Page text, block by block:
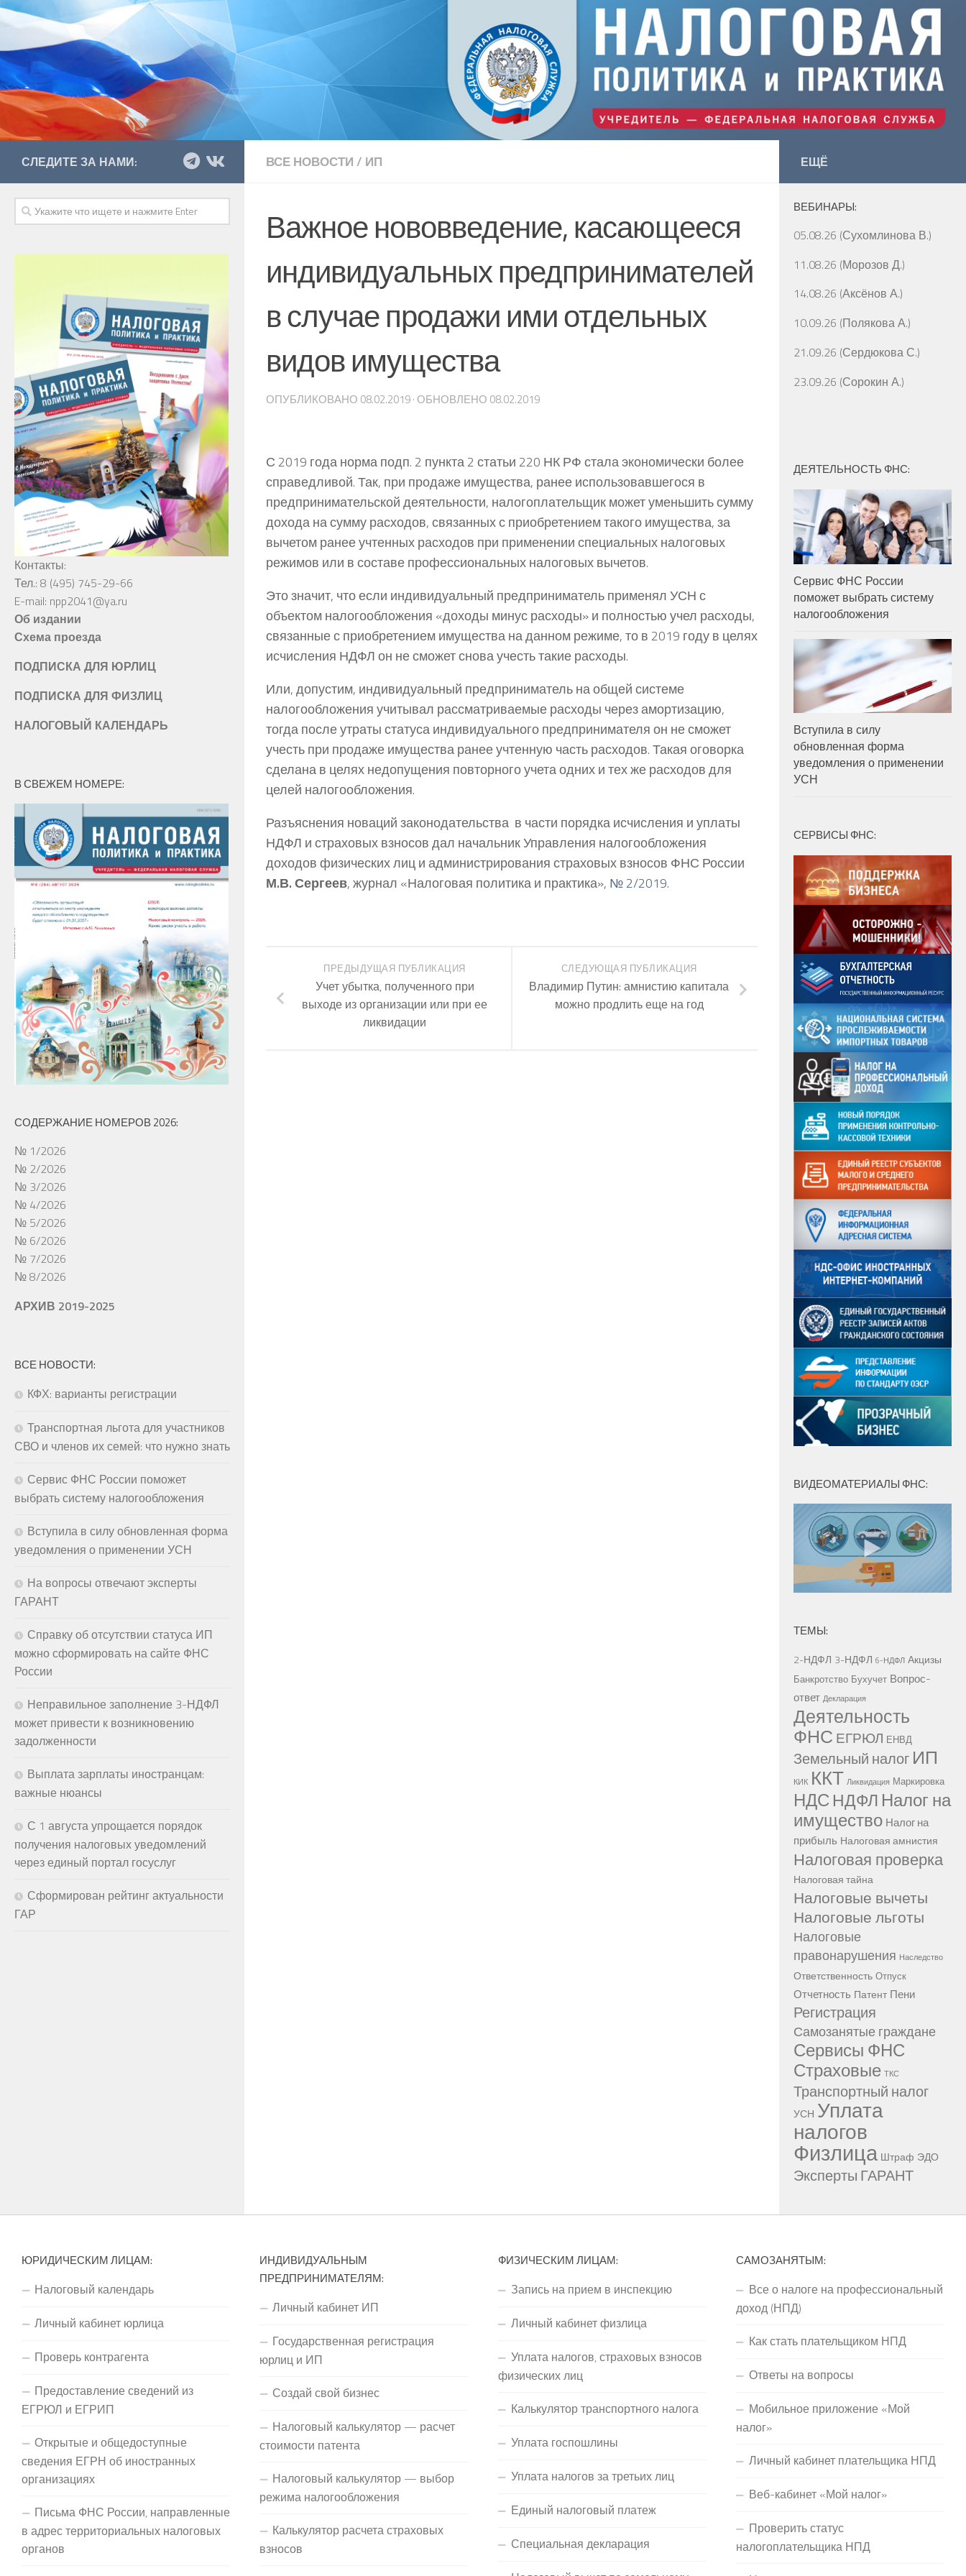
ВСЕ НОВОСТИ/ ИП
Важное нововведение, касающееся
индивидуальных предпринимателей
в случае продажи ими отдельных
видов имущества
ОПУБЛИКОВАНО 08.02.2019· ОБНОВЛЕНО 08.02.2019
С 2019 года норма подп. 2 пункта 2 статьи 220 НК РФ стала экономически более
справедливой. Так, при продаже имущества, ранее использовавшегося в
предпринимательской деятельности, налогоплательщик может уменьшить сумму
дохода на сумму расходов, связанных с приобретением такого имущества, за
вычетом ранее учтенных расходов при применении специальных налоговых
режимов или в составе профессиональных налоговых вычетов.
Это значит, что если индивидуальный предприниматель применял УСН с
объектом налогообложения «доходы минус расходы» и полностью учел расходы,
связанные с приобретением имущества на данном режиме, то в 2019 году в целях
исчисления НДФЛ он не сможет снова учесть такие расходы.
Или, допустим, индивидуальный предприниматель на общей системе
налогообложения учитывал рассматриваемые расходы через амортизацию,
тогда после утраты статуса индивидуального предпринимателя он не сможет
учесть при продаже имущества ранее учтенную часть расходов. Такая оговорка
сделана в целях недопущения повторного учета одних и тех же расходов для
целей налогообложения.
Разъяснения новаций законодательства в части порядка исчисления и уплаты
НДФЛ и страховых взносов дал начальник Управления налогообложения
доходов физических лиц и администрирования страховых взносов ФНС России
М.В. Сергеев, журнал «Налоговая политика и практика», № 2/2019.
СЛЕДУЮЩАЯ ПУБЛИКАЦИЯ
Владимир Путин: амнистию капитала
можно продлить еще на год
ПРЕДЫДУЩАЯ ПУБЛИКАЦИЯ
Учет убытка, полученного при
выходе из организации или при ее
ликвидации
СЛЕДИТЕ ЗА НАМИ:
Контакты:
Тел.: 8 (495) 745-29-66
E-mail: npp2041@ya.ru
Об издании
Схема проезда
ПОДПИСКА ДЛЯ ЮРЛИЦ
ПОДПИСКА ДЛЯ ФИЗЛИЦ
НАЛОГОВЫЙ КАЛЕНДАРЬ
В СВЕЖЕМ НОМЕРЕ:
СОДЕРЖАНИЕ НОМЕРОВ 2026:
№ 1/2026
№ 2/2026
№ 3/2026
№ 4/2026
№ 5/2026
№ 6/2026
№ 7/2026
№ 8/2026
АРХИВ 2019-2025
ВСЕ НОВОСТИ:
КФХ: варианты регистрации
Транспортная льгота для участников
СВО и членов их семей: что нужно знать
Сервис ФНС России поможет
выбрать систему налогообложения
Вступила в силу обновленная форма
уведомления о применении УСН
На вопросы отвечают эксперты
ГАРАНТ
Справку об отсутствии статуса ИП
можно сформировать на сайте ФНС
России
Неправильное заполнение 3-НДФЛ
может привести к возникновению
задолженности
Выплата зарплаты иностранцам:
важные нюансы
С 1 августа упрощается порядок
получения налоговых уведомлений
через единый портал госуслуг
Сформирован рейтинг актуальности
ГАР
ЕЩЁ
ВЕБИНАРЫ:
05.08.26 (Сухомлинова В.)
11.08.26 (Морозов Д.)
14.08.26 (Аксёнов А.)
10.09.26 (Полякова А.)
21.09.26 (Сердюкова С.)
23.09.26 (Сорокин А.)
ДЕЯТЕЛЬНОСТЬ ФНС:
Сервис ФНС России
поможет выбрать систему
налогообложения
Вступила в силу
обновленная форма
уведомления о применении
УСН
СЕРВИСЫ ФНС:
ВИДЕОМАТЕРИАЛЫ ФНС:
ТЕМЫ:
2-НДФЛ 3-НДФЛ 6-НДФЛ Акцизы
Банкротство Бухучет Вопрос-
ответ Декларация
Деятельность
ФНС ЕГРЮЛ ЕНВД
Земельный налог ИП
КИК ККТ Ликвидация Маркировка
НДС НДФЛ Налог на
имущество Налог на
прибыль Налоговая амнистия
Налоговая проверка
Налоговая тайна
Налоговые вычеты
Налоговые льготы
Налоговые
правонарушения Наследство
Ответственность Отпуск
Отчетность Патент Пени
Регистрация
Самозанятые граждане
Сервисы ФНС
Страховые ТКС
Транспортный налог
УСН Уплата
налогов
Физлица Штраф ЭДО
Эксперты ГАРАНТ
ЮРИДИЧЕСКИМ ЛИЦАМ:
Налоговый календарь
Личный кабинет юрлица
Проверь контрагента
Предоставление сведений из
ЕГРЮЛ и ЕГРИП
Открытые и общедоступные
сведения ЕГРН об иностранных
организациях
Письма ФНС России, направленные
в адрес территориальных налоговых
органов
ИНДИВИДУАЛЬНЫМ
ПРЕДПРИНИМАТЕЛЯМ:
Личный кабинет ИП
Государственная регистрация
юрлиц и ИП
Создай свой бизнес
Налоговый калькулятор — расчет
стоимости патента
Налоговый калькулятор — выбор
режима налогообложения
Калькулятор расчета страховых
взносов
ФИЗИЧЕСКИМ ЛИЦАМ:
Запись на прием в инспекцию
Личный кабинет физлица
Уплата налогов, страховых взносов
физических лиц
Калькулятор транспортного налога
Уплата госпошлины
Уплата налогов за третьих лиц
Единый налоговый платеж
Специальная декларация
САМОЗАНЯТЫМ:
Все о налоге на профессиональный
доход (НПД)
Как стать плательщиком НПД
Ответы на вопросы
Мобильное приложение «Мой
налог»
Личный кабинет плательщика НПД
Веб-кабинет «Мой налог»
Проверить статус
налогоплательщика НПД